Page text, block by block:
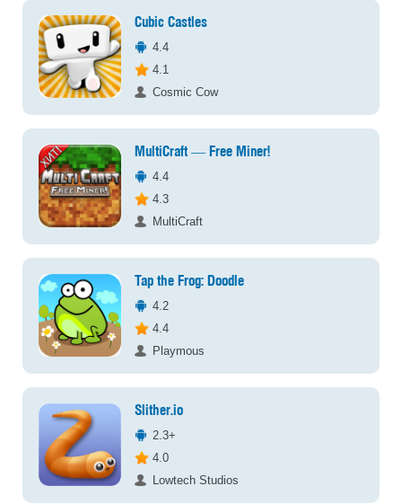
Cubic Castles
4.4
4.1
Cosmic Cow
MultiCraft ― Free Miner!
4.4
4.3
MultiCraft
Tap the Frog: Doodle
4.2
4.4
Playmous
Slither.io
2.3+
4.0
Lowtech Studios